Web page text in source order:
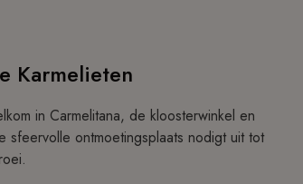
Karmelieten
in Carmelitana, de kloosterwinkel en
sfeervolle ontmoetingsplaats nodigt uit tot